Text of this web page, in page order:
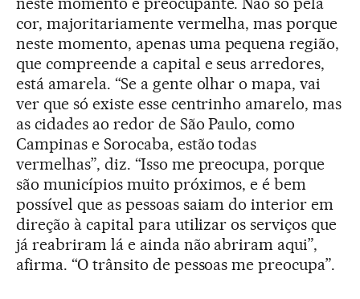
cor, majoritariamente vermelha, mas porque
neste momento, apenas uma pequena região,
que compreende a capital e seus arredores,
está amarela. “Se a gente olhar o mapa, vai
ver que só existe esse centrinho amarelo, mas
as cidades ao redor de São Paulo, como
Campinas e Sorocaba, estão todas
vermelhas”, diz. “Isso me preocupa, porque
são municípios muito próximos, e é bem
possível que as pessoas saiam do interior em
direção à capital para utilizar os serviços que
já reabriram lá e ainda não abriram aqui”,
afirma. “O trânsito de pessoas me preocupa”.